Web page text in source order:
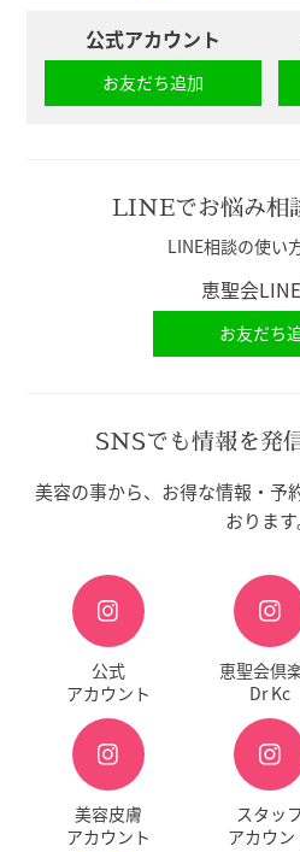
公式アカウント
お友だち追加
LINEでお悩み相
LINE相談の使い
恵聖会
お友だち
SNSでも情報を発
美容の事から、お得な情報・予
おります
公式
アカウント
恵聖会倶
Dr Kc
美容皮膚
アカウント
スタッフ
アカウン